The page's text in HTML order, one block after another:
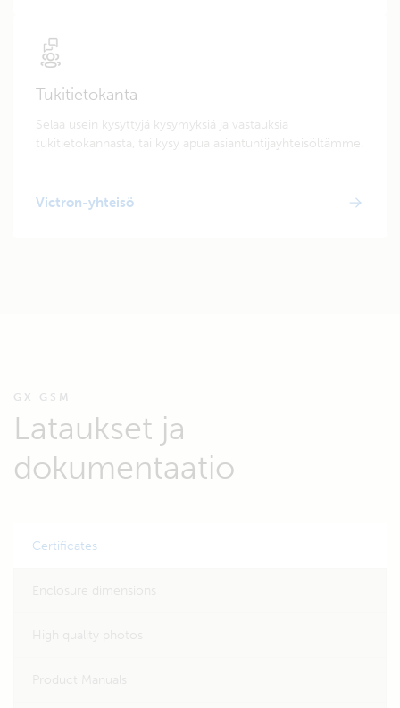
Tukitietokanta
Selaa usein kysyttyjä kysymyksiä ja vastauksia
tukitietokannasta, tai kysy apua asiantuntijayhteisöltämme.
Victron-yhteisö
GX GSM
Lataukset ja
dokumentaatio
Certificates